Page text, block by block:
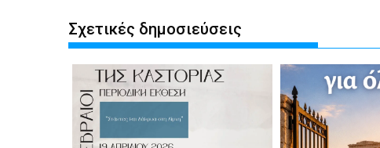
Σχετικές δημοσιεύσεις